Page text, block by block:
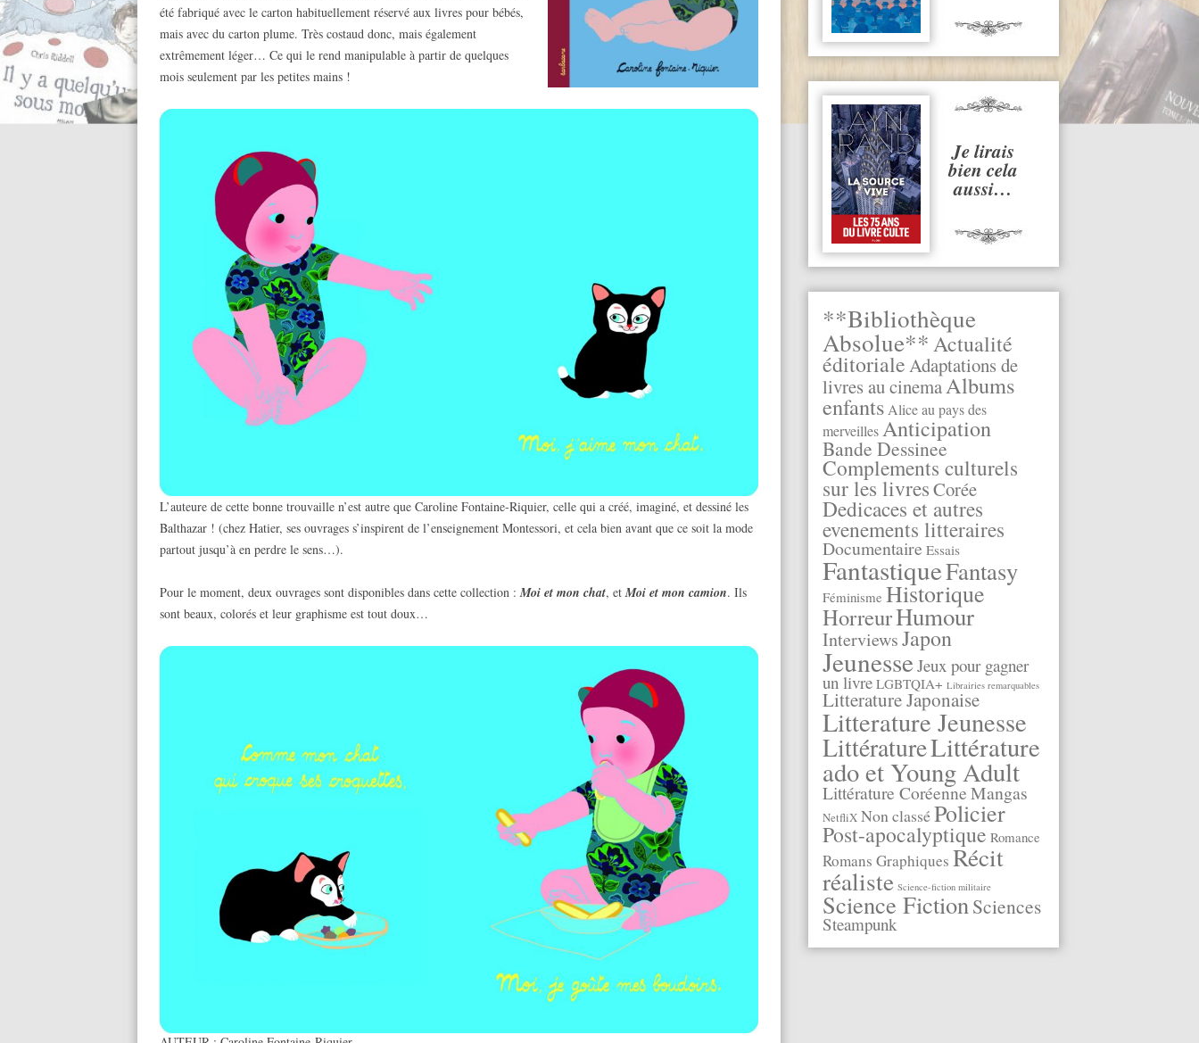
Je lirais
bien cela
aussi…
**Bibliothèque
Absolue**Actualité
éditorialeAdaptations de
livres au cinemaAlbums
enfantsAlice au pays des
merveillesAnticipation
Bande Dessinee
Complements culturels
sur les livresCorée
Dedicaces et autres
evenements litteraires
Documentaire Essais
FantastiqueFantasy
Féminisme Historique
HorreurHumour
InterviewsJapon
JeunesseJeux pour gagner
un livre LGBTQIA+ Librairies remarquables
Litterature Japonaise
Litterature Jeunesse
LittératureLittérature
ado et Young Adult
Littérature Coréenne Mangas
NetfliX Non classéPolicier
Post-apocalyptique Romance
Romans Graphiques Récit
réaliste Science-fiction militaire
Science FictionSciences
Steampunk
été fabriqué avec le carton habituellement réservé aux livres pour bébés,
mais avec du carton plume. Très costaud donc, mais également
extrêmement léger… Ce qui le rend manipulable à partir de quelques
mois seulement par les petites mains !
L’auteure de cette bonne trouvaille n’est autre que Caroline Fontaine-Riquier, celle qui a créé, imaginé, et dessiné les
Balthazar ! (chez Hatier, ses ouvrages s’inspirent de l’enseignement Montessori, et cela bien avant que ce soit la mode
partout jusqu’à en perdre le sens…).
Pour le moment, deux ouvrages sont disponibles dans cette collection : Moi et mon chat, et Moi et mon camion. Ils
sont beaux, colorés et leur graphisme est tout doux…